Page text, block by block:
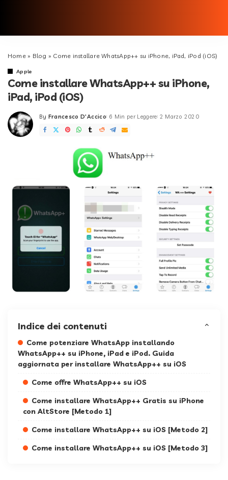
Home» Blog » Come installare WhatsApp++ su iPhone, iPad, iPod (iOS)
Apple
Come installare WhatsApp++ su iPhone,
iPad, iPod (iOS)
Posted
by
By Francesco D'Accico 6 Min per Leggere 2 Marzo 2020
Indice dei contenuti
Come potenziare WhatsApp installando
WhatsApp++ su iPhone, iPad e iPod. Guida
aggiornata per installare WhatsApp++ su iOS
Come offre WhatsApp++ su iOS
Come installare WhatsApp++ Gratis su iPhone
con AltStore [Metodo 1]
Come installare WhatsApp++ su iOS [Metodo 2]
Come installare WhatsApp++ su iOS [Metodo 3]